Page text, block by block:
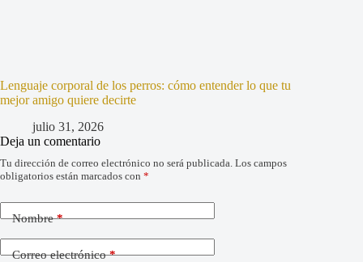
Lenguaje corporal de los perros: cómo entender lo que tu
mejor amigo quiere decirte
julio 31, 2026
Deja un comentario
Tu dirección de correo electrónico no será publicada. Los campos
obligatorios están marcados con *
Nombre*
Correo electrónico*